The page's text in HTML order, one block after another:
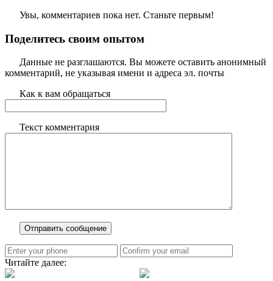
Увы, комментариев пока нет. Станьте первым!
Поделитесь своим опытом
Данные не разглашаются. Вы можете оставить анонимный
комментарий, не указывая имени и адреса эл. почты
Как к вам обращаться
Текст комментария
Читайте далее: